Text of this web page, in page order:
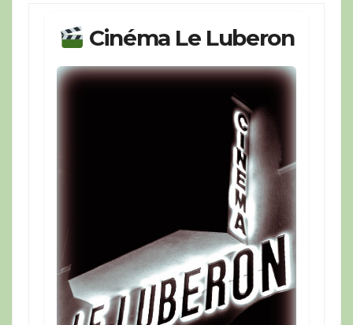
Cinéma Le Luberon